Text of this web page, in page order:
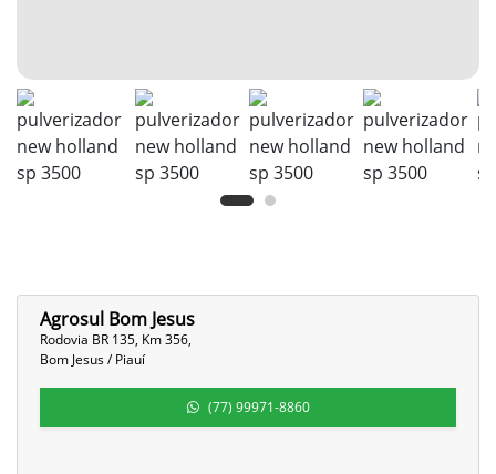
Agrosul Bom Jesus
Rodovia BR 135, Km 356,
Bom Jesus / Piauí
(77) 99971-8860